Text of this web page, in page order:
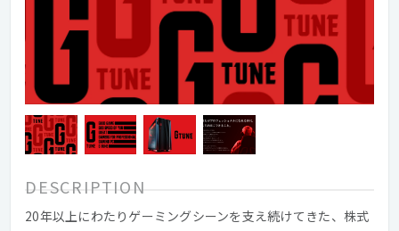
DESCRIPTION
20年以上にわたりゲーミングシーンを支え続けてきた、株式